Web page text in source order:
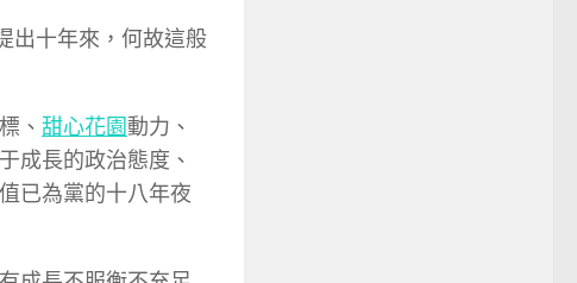
出十年來，何故這般
、 甜心花園動力、
成長的政治態度、
已為黨的十八年夜